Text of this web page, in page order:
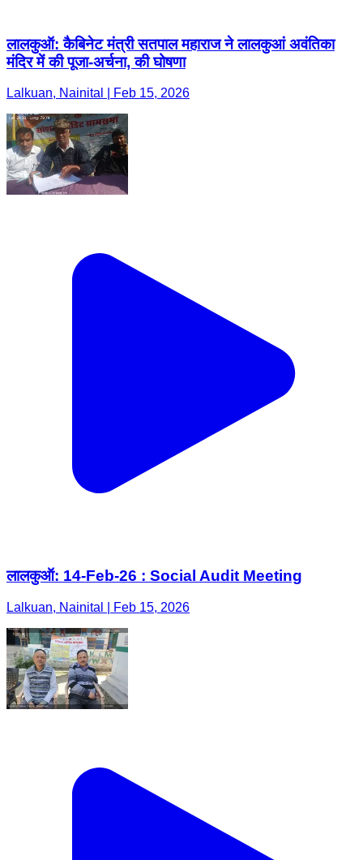
लालकुऑ: कैबिनेट मंत्री सतपाल महाराज ने लालकुआं अवंतिका
मंदिर में की पूजा-अर्चना, की घोषणा
Lalkuan, Nainital | Feb 15, 2026
लालकुऑ: 14-Feb-26 : Social Audit Meeting
Lalkuan, Nainital | Feb 15, 2026